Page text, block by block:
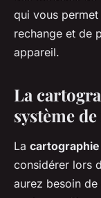
qui vous
rechange et de
appareil.
La
système
La cartographie
considérer lors
aurez besoin